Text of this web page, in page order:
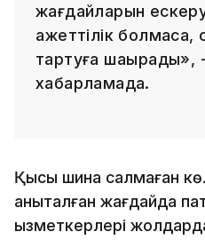
жағдайларын
қажеттілік болмаса,
тартуға
хабарламада.
Қысқы шина салмаған
анықталған жағдайда
қызметкерлері